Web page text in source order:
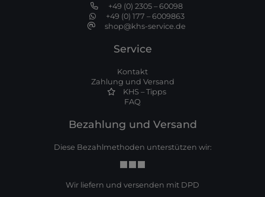
+49 (0) 2305 – 60098
+49 (0) 177 – 6009863
shop@khs-service.de
Service
Kontakt
Zahlung und Versand
KHS – Tipps
FAQ
Bezahlung und Versand
Diese Bezahlmethoden unterstützen wir:
Wir liefern und versenden mit DPD